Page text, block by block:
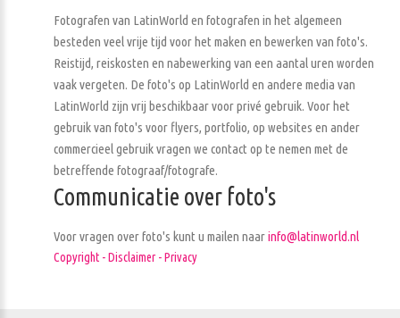
Fotografen van LatinWorld en fotografen in het algemeen
besteden veel vrije tijd voor het maken en bewerken van foto's.
Reistijd, reiskosten en nabewerking van een aantal uren worden
vaak vergeten. De foto's op LatinWorld en andere media van
LatinWorld zijn vrij beschikbaar voor privé gebruik. Voor het
gebruik van foto's voor flyers, portfolio, op websites en ander
commercieel gebruik vragen we contact op te nemen met de
betreffende fotograaf/fotografe.
Communicatie over foto's
Voor vragen over foto's kunt u mailen naarinfo@latinworld.nl
Copyright - Disclaimer - Privacy